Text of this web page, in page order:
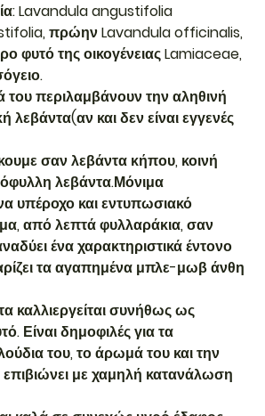
Lavandula angustifolia
πρώην Lavandula officinalis,
φυτό της οικογένειας Lamiaceae,
του περιλαμβάνουν την αληθινή
λεβάντα(αν και δεν είναι εγγενές
σαν λεβάντα κήπου, κοινή
λεβάντα.Μόνιμα
υπέροχο και εντυπωσιακό
από λεπτά φυλλαράκια, σαν
ένα χαρακτηριστικά έντονο
τα αγαπημένα μπλε-μωβ άνθη
καλλιεργείται συνήθως ως
Είναι δημοφιλές για τα
του, το άρωμά του και την
επιβιώνει με χαμηλή κατανάλωση